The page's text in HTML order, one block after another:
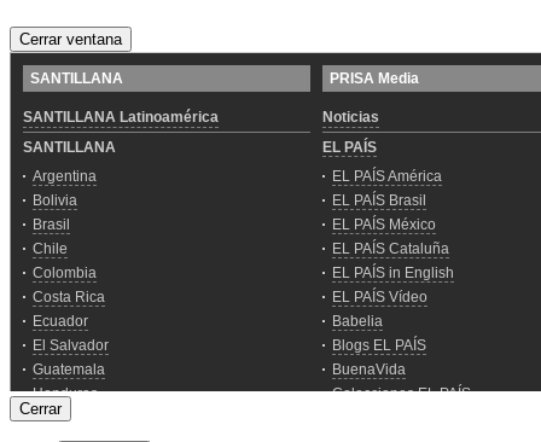
Cerrar ventana
Cerrar